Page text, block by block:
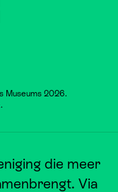
Museums 2026.
.
die meer
Via